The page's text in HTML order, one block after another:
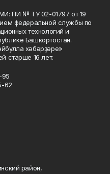
ПИ № ТУ 02-01797 от 19
федеральной службы по
технологий и
Башкортостан.
хәбәрҙәре»
старше 16 лет.
95
62
район,